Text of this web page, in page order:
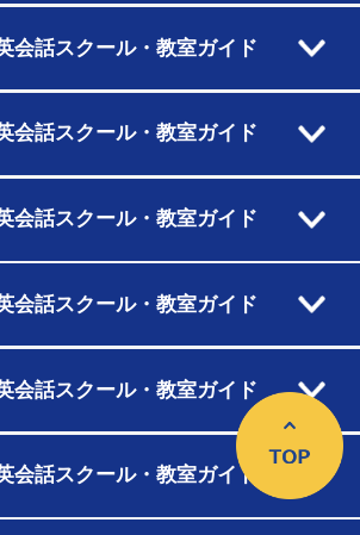
会話スクール・教室ガイド
会話スクール・教室ガイド
会話スクール・教室ガイド
会話スクール・教室ガイド
会話スクール・教室ガイド
会話スクール・教室ガイド